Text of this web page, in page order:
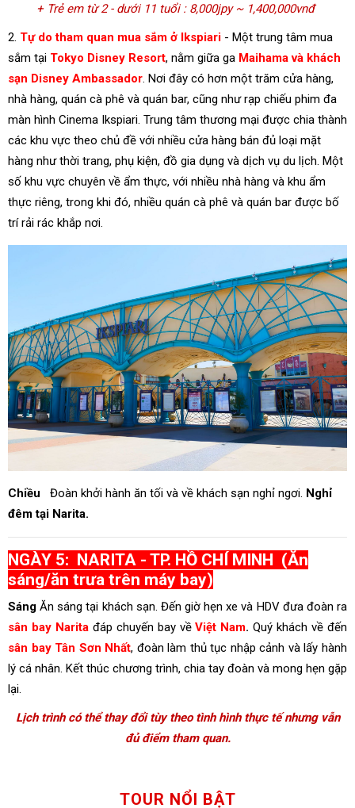
+ Trẻ em từ 2 - dưới 11 tuổi : 8,000jpy ~ 1,400,000vnđ
2. Tự do tham quan mua sắm ở Ikspiari - Một trung tâm mua
sắm tại Tokyo Disney Resort, nằm giữa ga Maihama và khách
sạn Disney Ambassador. Nơi đây có hơn một trăm cửa hàng,
nhà hàng, quán cà phê và quán bar, cũng như rạp chiếu phim đa
màn hình Cinema Ikspiari. Trung tâm thương mại được chia thành
các khu vực theo chủ đề với nhiều cửa hàng bán đủ loại mặt
hàng như thời trang, phụ kiện, đồ gia dụng và dịch vụ du lịch. Một
số khu vực chuyên về ẩm thực, với nhiều nhà hàng và khu ẩm
thực riêng, trong khi đó, nhiều quán cà phê và quán bar được bố
trí rải rác khắp nơi.
Chiều Đoàn khởi hành ăn tối và về khách sạn nghỉ ngơi. Nghỉ
đêm tại Narita.
NGÀY 5: NARITA - TP. HỒ CHÍ MINH (Ăn
sáng/ăn trưa trên máy bay)
Sáng Ăn sáng tại khách sạn. Đến giờ hẹn xe và HDV đưa đoàn ra
sân bay Narita đáp chuyến bay vềViệt Nam. Quý khách về đến
sân bay Tân Sơn Nhất, đoàn làm thủ tục nhập cảnh và lấy hành
lý cá nhân. Kết thúc chương trình, chia tay đoàn và mong hẹn gặp
lại.
Lịch trình có thể thay đổi tùy theo tình hình thực tế nhưng vẫn
đủ điểm tham quan.
TOUR NỔI BẬT